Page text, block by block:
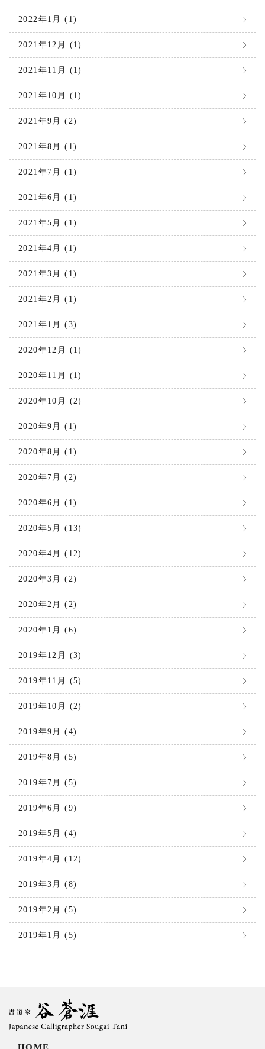
2022年1月 (1)
2021年12月 (1)
2021年11月 (1)
2021年10月 (1)
2021年9月 (2)
2021年8月 (1)
2021年7月 (1)
2021年6月 (1)
2021年5月 (1)
2021年4月 (1)
2021年3月 (1)
2021年2月 (1)
2021年1月 (3)
2020年12月 (1)
2020年11月 (1)
2020年10月 (2)
2020年9月 (1)
2020年8月 (1)
2020年7月 (2)
2020年6月 (1)
2020年5月 (13)
2020年4月 (12)
2020年3月 (2)
2020年2月 (2)
2020年1月 (6)
2019年12月 (3)
2019年11月 (5)
2019年10月 (2)
2019年9月 (4)
2019年8月 (5)
2019年7月 (5)
2019年6月 (9)
2019年5月 (4)
2019年4月 (12)
2019年3月 (8)
2019年2月 (5)
2019年1月 (5)